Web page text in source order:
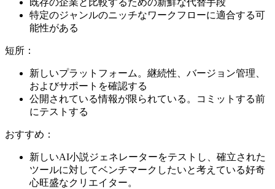
既存の企業と比較するための新鮮な代替手段
特定のジャンルのニッチなワークフローに適合する可
能性がある
短所：
新しいプラットフォーム。継続性、バージョン管理、
およびサポートを確認する
公開されている情報が限られている。コミットする前
にテストする
おすすめ：
新しいAI小説ジェネレーターをテストし、確立された
ツールに対してベンチマークしたいと考えている好奇
心旺盛なクリエイター。